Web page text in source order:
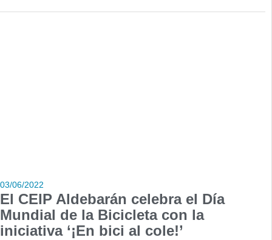
03/06/2022
El CEIP Aldebarán celebra el Día
Mundial de la Bicicleta con la
iniciativa ‘¡En bici al cole!’